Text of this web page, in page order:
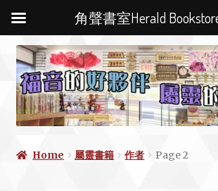
Home 屬靈書籍 作者 Page 2
角聲書室Herald